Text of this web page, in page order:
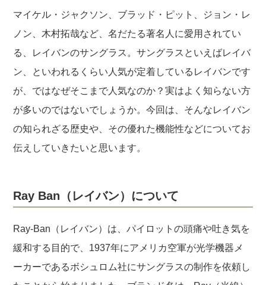
マイケル・ジャクソン、ブラッド・ピット、ジョン・レ
ノン、木村拓哉など、名だたる著名人に愛用されてい
る、レイバンのサングラス。サングラスといえばレイバ
ン、といわれるくらい人気が定着しているレイバンです
が、ではなぜそこまで人気なのか？実はよく知らない方
が多いのではないでしょうか。今回は、そんなレイバン
の知られざる歴史や、その優れた機能性などについてお
伝えしていきたいと思います。
Ray Ban（レイバン）について
Ray-Ban（レイバン）は、パイロットの頭痛や吐き気を
緩和する目的で、1937年にアメリカ空軍が光学機器メ
ーカーであるボシュロム社にサングラスの制作を依頼し